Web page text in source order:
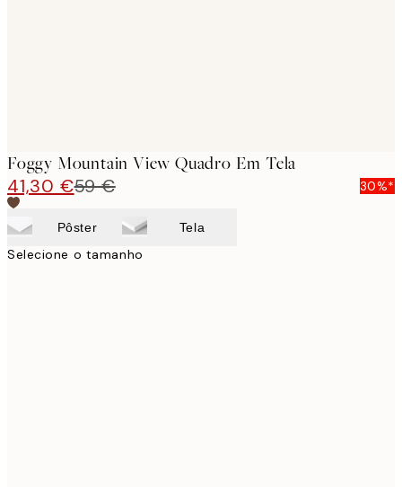
Foggy Mountain View Quadro Em Tela
41,30 €59 € 30%*
Pôster Tela
Selecione o tamanho